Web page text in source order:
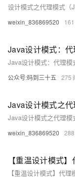
设计模式之代理模式（
weixin_836869520 161
Java设计模式：代
Java设计模式：代理模
公众号:码到三十五 275
Java设计模式之
Java设计模式之代理模
weixin_836869520 288
【重温设计模式
【重温设计模式】代